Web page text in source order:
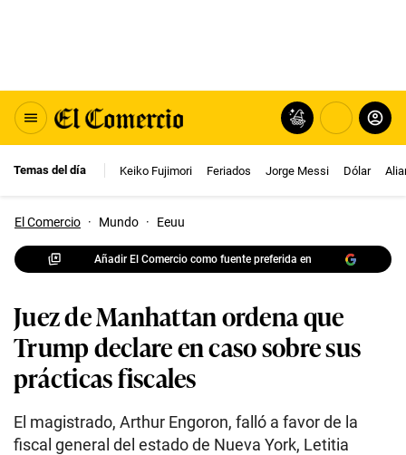
Temas del día Keiko Fujimori Feriados Jorge Messi Dólar
El Comercio · Mundo · Eeuu
Añadir El Comercio como fuente preferida en
Juez de Manhattan ordena que
Trump declare en caso sobre sus
prácticas fiscales
El magistrado, Arthur Engoron, falló a favor de la
fiscal general del estado de Nueva York, Letitia